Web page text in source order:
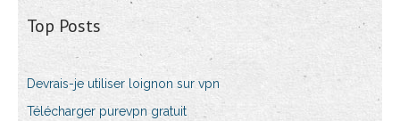
Top Posts
Devrais-je utiliser loignon sur vpn
Télécharger purevpn gratuit